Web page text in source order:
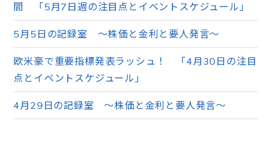
間 「5月7日週の注目点とイベントスケジュール」
5月5日の記録室 ～株価と金利と要人発言～
欧米豪で重要指標発表ラッシュ！ 「4月30日の注目
点とイベントスケジュール」
4月29日の記録室 ～株価と金利と要人発言～